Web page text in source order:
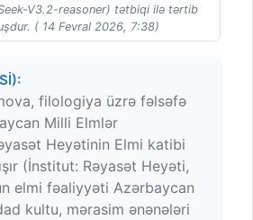
V3.2-reasoner) tətbiqi ilə tərtib
( 14 Fevral 2026, 7:38)
filologiya üzrə fəlsəfə
Milli Elmlər
Heyətinin Elmi katibi
(İnstitut: Rəyasət Heyəti,
elmi fəaliyyəti Azərbaycan
kultu, mərasim ənənələri